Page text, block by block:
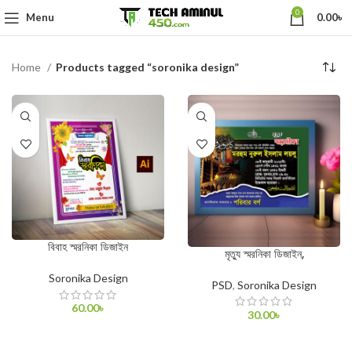
Menu 0 0.00৳
Home Products tagged “soronika design”
বিবাহ স্মরনিকা ডিজাইন
Soronika Design
60.00৳
মৃত্যু স্মরনিকা ডিজাইন,
PSD, Soronika Design
30.00৳